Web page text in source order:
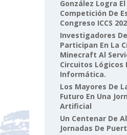
González Logra
Competición De
Congreso ICCS
Investigadores
Participan En La
Minecraft Al
Circuitos Lógicos
Informática.
Los Mayores De
Futuro En Una
Artificial
Un Centenar De
Jornadas De